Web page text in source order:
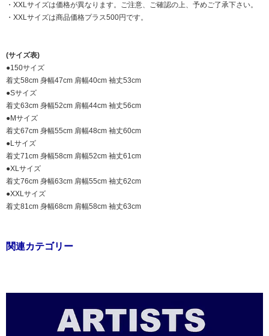
・XXLサイズは価格が異なります。ご注意、ご確認の上、予めご了承下さい。
・XXLサイズは商品価格プラス500円です。
(サイズ表)
●150サイズ
着丈58cm 身幅47cm 肩幅40cm 袖丈53cm
●Sサイズ
着丈63cm 身幅52cm 肩幅44cm 袖丈56cm
●Mサイズ
着丈67cm 身幅55cm 肩幅48cm 袖丈60cm
●Lサイズ
着丈71cm 身幅58cm 肩幅52cm 袖丈61cm
●XLサイズ
着丈76cm 身幅63cm 肩幅55cm 袖丈62cm
●XXLサイズ
着丈81cm 身幅68cm 肩幅58cm 袖丈63cm
関連カテゴリー